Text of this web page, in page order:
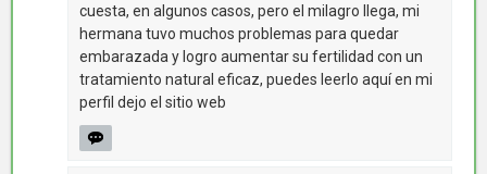
cuesta, en algunos casos, pero el milagro llega, mi
hermana tuvo muchos problemas para quedar
embarazada y logro aumentar su fertilidad con un
tratamiento natural eficaz, puedes leerlo aquí en mi
perfil dejo el sitio web